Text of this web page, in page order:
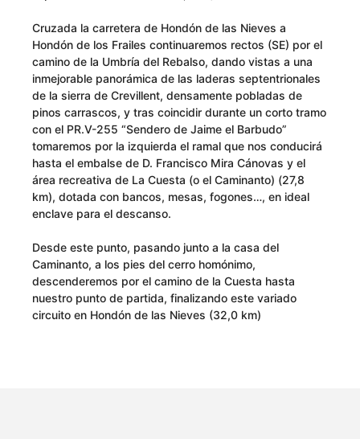
Cruzada la carretera de Hondón de las Nieves a
Hondón de los Frailes continuaremos rectos (SE) por el
camino de la Umbría del Rebalso, dando vistas a una
inmejorable panorámica de las laderas septentrionales
de la sierra de Crevillent, densamente pobladas de
pinos carrascos, y tras coincidir durante un corto tramo
con el PR.V-255 “Sendero de Jaime el Barbudo”
tomaremos por la izquierda el ramal que nos conducirá
hasta el embalse de D. Francisco Mira Cánovas y el
área recreativa de La Cuesta (o el Caminanto) (27,8
km), dotada con bancos, mesas, fogones…, en ideal
enclave para el descanso.
Desde este punto, pasando junto a la casa del
Caminanto, a los pies del cerro homónimo,
descenderemos por el camino de la Cuesta hasta
nuestro punto de partida, finalizando este variado
circuito en Hondón de las Nieves (32,0 km)